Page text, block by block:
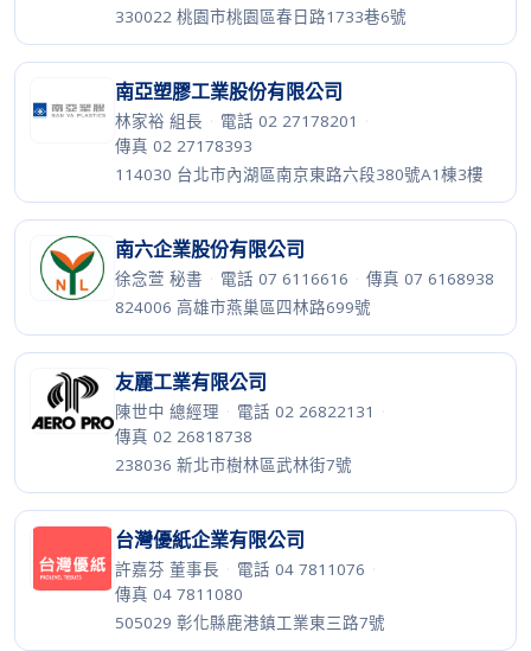
330022 桃園市桃園區春日路1733巷6號
南亞塑膠工業股份有限公司
林家裕 組長 · 電話 02 27178201 ·
傳真 02 27178393
114030 台北市內湖區南京東路六段380號A1棟3樓
南六企業股份有限公司
徐念萱 秘書 · 電話 07 6116616 · 傳真 07 6168938
824006 高雄市燕巢區四林路699號
友麗工業有限公司
陳世中 總經理 · 電話 02 26822131 ·
傳真 02 26818738
238036 新北市樹林區武林街7號
台灣優紙企業有限公司
許嘉芬 董事長 · 電話 04 7811076 ·
傳真 04 7811080
505029 彰化縣鹿港鎮工業東三路7號